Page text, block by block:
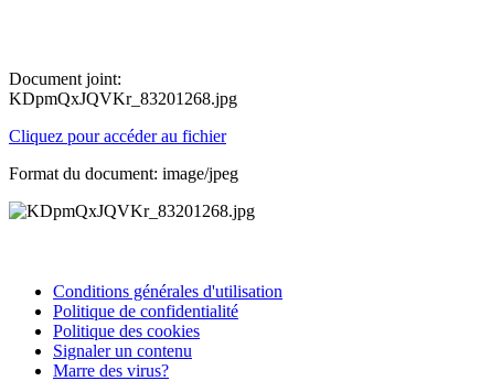
Document joint:
KDpmQxJQVKr_83201268.jpg
Cliquez pour accéder au fichier
Format du document: image/jpeg
Conditions générales d'utilisation
Politique de confidentialité
Politique des cookies
Signaler un contenu
Marre des virus?